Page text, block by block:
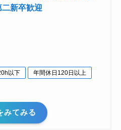
新卒歓迎
以下
年間休日120日以上
みてみる